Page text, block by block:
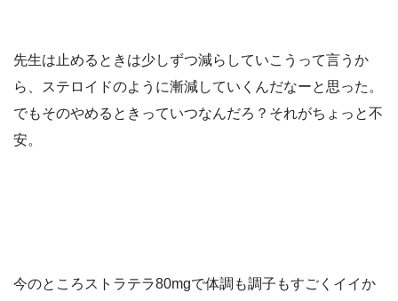
先生は止めるときは少しずつ減らしていこうって言うか
ら、ステロイドのように漸減していくんだなーと思った。
でもそのやめるときっていつなんだろ？それがちょっと不
安。
今のところストラテラ80mgで体調も調子もすごくイイか